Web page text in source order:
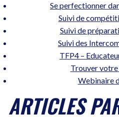
Se perfectionner
Suivi de
Suivi de
Suivi des
TFP4 –
Trouver
Webinaire
ARTICLES